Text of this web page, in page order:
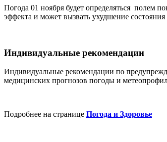
Погода 01 ноября будет определяться полем
эффекта и может вызвать ухудшение
Индивидуальные рекомендации
Индивидуальные рекомендации по
медицинских прогнозов погоды и
Подробнее на странице Погода и Здоровье